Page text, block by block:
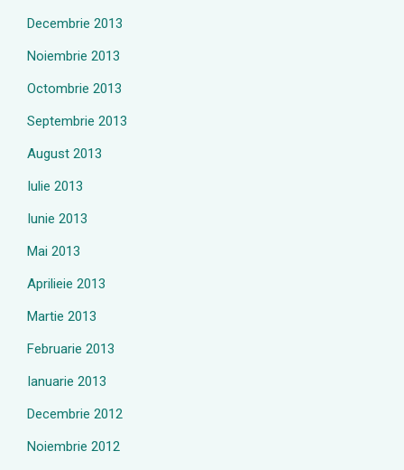
Decembrie 2013
Noiembrie 2013
Octombrie 2013
Septembrie 2013
August 2013
Iulie 2013
Iunie 2013
Mai 2013
Aprilieie 2013
Martie 2013
Februarie 2013
Ianuarie 2013
Decembrie 2012
Noiembrie 2012